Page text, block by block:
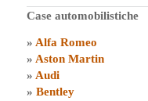
Case automobilistiche
» Alfa Romeo
» Aston Martin
» Audi
» Bentley